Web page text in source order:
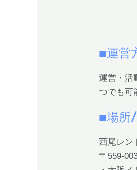
■運営
運営・活
つでも可
■場所
西尾レ
〒559-